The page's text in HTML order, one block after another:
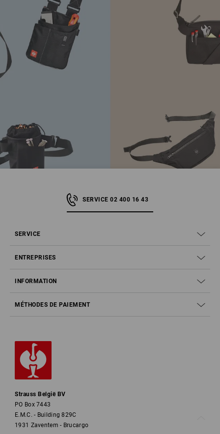
SERVICE 02 400 16 43
SERVICE
ENTREPRISES
INFORMATION
MÉTHODES DE PAIEMENT
Strauss België BV
PO Box 7443
E.M.C. - Building 829C
1931 Zaventem - Brucargo